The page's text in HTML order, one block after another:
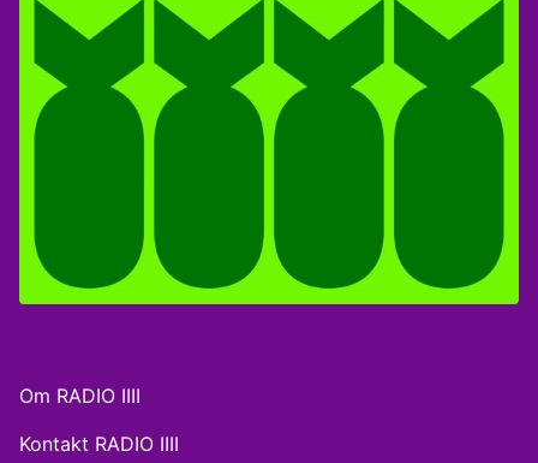
Om RADIO IIII
Kontakt RADIO IIII